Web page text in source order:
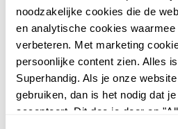
noodzakelijke cookies die de
en analytische cookies
verbeteren. Met marketing
persoonlijke content zien. Alles
Superhandig. Als je onze
gebruiken, dan is het nodig dat
accepteert. Dit doe je door op